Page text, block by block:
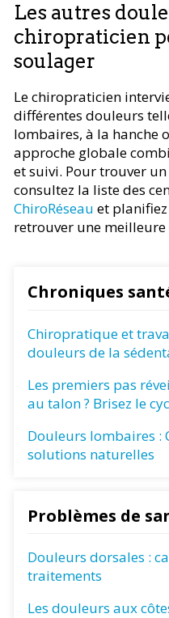
Les autres
chiropraticien
soulager
Le chiropraticien
différentes douleurs
lombaires, à la hanche
approche globale
et suivi. Pour trouver
consultez la liste des
ChiroRéseau et
retrouver une
Chroniques
Chiropratique et
douleurs de la
Les premiers pas
au talon ? Brisez le
Douleurs lombaires :
solutions naturelles
Problèmes de
Douleurs dorsales :
traitements
Les douleurs aux